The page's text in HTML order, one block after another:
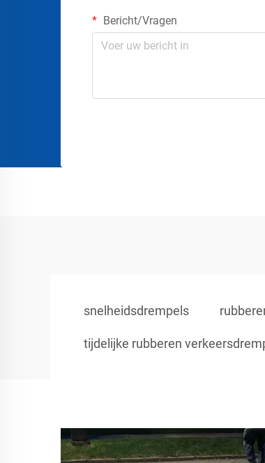
Bericht/Vragen
snelheidsdrempels
tijdelijke rubberen